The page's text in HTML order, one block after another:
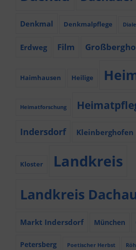
Denkmal Denkmalpflege
Erdweg Film
Haimhausen Heilige
Heimatforschung
Indersdorf Kleinberghofen
Kloster Landkreis
Landkreis
Markt Indersdorf München
Petersberg Poetischer Herbst